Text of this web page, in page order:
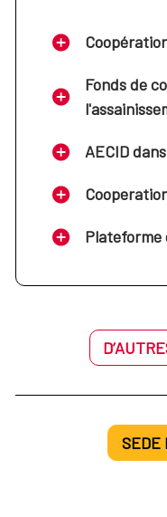
Fonds de
AECID
Plateforme
SEDE